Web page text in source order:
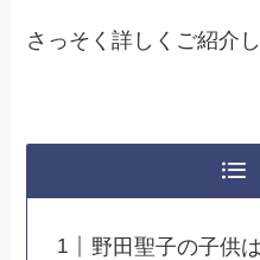
さっそく詳しくご紹介
野田聖子の子供